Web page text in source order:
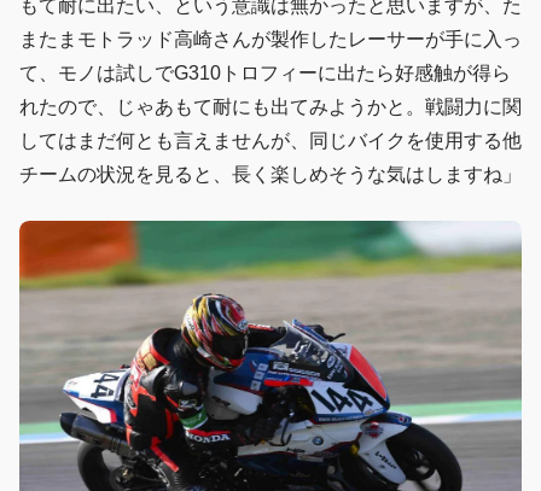
もて耐に出たい、という意識は無かったと思いますが、た
またまモトラッド高崎さんが製作したレーサーが手に入っ
て、モノは試しでG310トロフィーに出たら好感触が得ら
れたので、じゃあもて耐にも出てみようかと。戦闘力に関
してはまだ何とも言えませんが、同じバイクを使用する他
チームの状況を見ると、長く楽しめそうな気はしますね」